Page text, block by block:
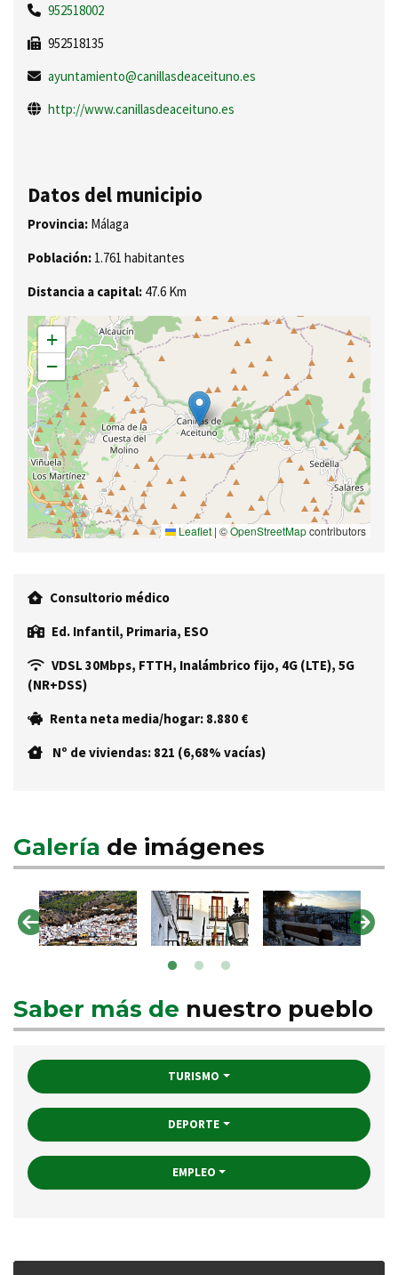
952518002
952518135
ayuntamiento@canillasdeaceituno.es
http://www.canillasdeaceituno.es
Datos del municipio
Provincia: Málaga
Población: 1.761 habitantes
Distancia a capital: 47.6 Km
+
−
Leaflet | ©OpenStreetMapcontributors
Consultorio médico
Ed. Infantil, Primaria, ESO
VDSL 30Mbps, FTTH, Inalámbrico fijo, 4G (LTE), 5G
(NR+DSS)
Renta neta media/hogar: 8.880 €
Nº de viviendas: 821 (6,68% vacías)
Galería de imágenes
Saber más de nuestro pueblo
TURISMO
DEPORTE
EMPLEO